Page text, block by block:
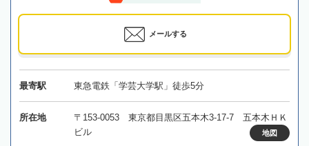
メールする
最寄駅 東急電鉄「学芸大学駅」徒歩5分
所在地
〒153-0053 東京都目黒区五本木3-17-7 五本木ＨＫ
ビル
地図